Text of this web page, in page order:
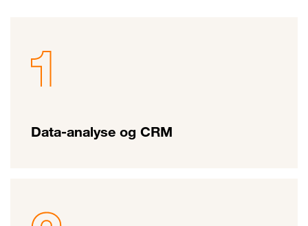
Data-analyse og CRM